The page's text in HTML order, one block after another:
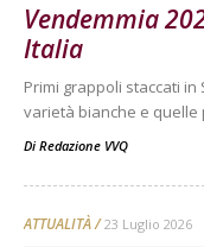
Vendemmia
Italia
Primi grappoli staccati in
varietà bianche e quelle
Di Redazione VVQ
ATTUALITÀ 23 Luglio 2026